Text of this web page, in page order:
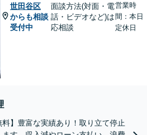
世田谷区
からも相談
受付中
面談方法(対面・電
話・ビデオなど)は
応相談
営業時
間：本日
定休日
料】豊富な実績あり！取り立て停止